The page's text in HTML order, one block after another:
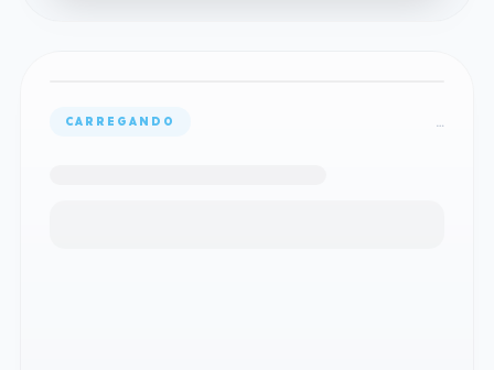
CARREGANDO